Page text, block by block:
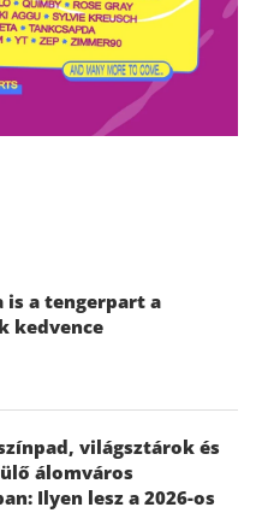
is a tengerpart a
kedvence
világsztárok és
álomváros
Ilyen lesz a 2026-os